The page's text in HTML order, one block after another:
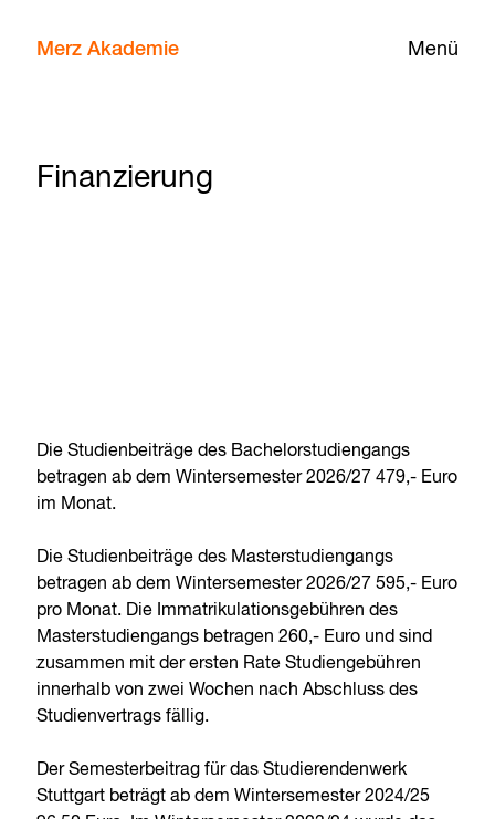
Menü
Merz Akademie
Finanzierung
Die Studienbeiträge des Bachelorstudiengangs
betragen ab dem Wintersemester 2026/27 479,- Euro
im Monat.
Die Studienbeiträge des Masterstudiengangs
betragen ab dem Wintersemester 2026/27 595,- Euro
pro Monat. Die Immatrikulationsgebühren des
Masterstudiengangs betragen 260,- Euro und sind
zusammen mit der ersten Rate Studiengebühren
innerhalb von zwei Wochen nach Abschluss des
Studienvertrags fällig.
Der Semesterbeitrag für das Studierendenwerk
Stuttgart beträgt ab dem Wintersemester 2024/25